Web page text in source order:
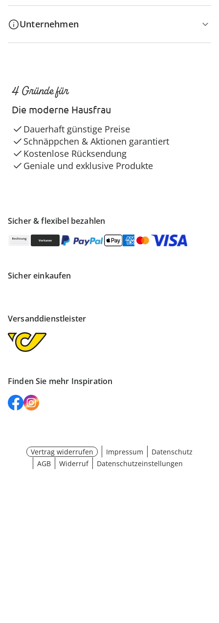
Unternehmen
Sicher & flexibel bezahlen
Sicher einkaufen
Versanddienstleister
Finden Sie mehr Inspiration
4 Gründe für
Die moderne Hausfrau
Dauerhaft günstige Preise
Schnäppchen & Aktionen garantiert
Kostenlose Rücksendung
Geniale und exklusive Produkte
Vertrag widerrufen Impressum
Datenschutz
AGB
Widerruf Datenschutzeinstellungen